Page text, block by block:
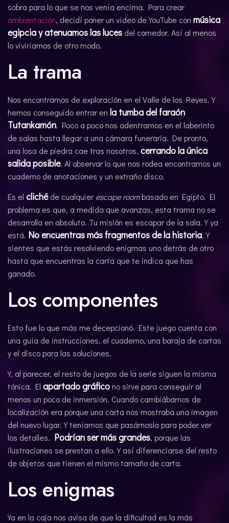
sobra para lo que se nos venía encima. Para crear
ambientación, decidí poner un vídeo de YouTube con música
egipcia y atenuamos las luces del comedor. Así al menos
lo viviríamos de otro modo.
La trama
Nos encontramos de exploración en el Valle de los Reyes. Y
hemos conseguido entrar en la tumba del faraón
Tutankamón. Poco a poco nos adentramos en el laberinto
de salas hasta llegar a una cámara funeraria. De pronto,
una losa de piedra cae tras nosotros, cerrando la única
salida posible. Al observar lo que nos rodea encontramos un
cuaderno de anotaciones y un extraño disco.
Es el clichéde cualquierescape roombasado en Egipto. El
problema es que, a medida que avanzas, esta trama no se
desarrolla en absoluto. Tu misión es escapar de la sala. Y ya
está. No encuentras más fragmentos de la historia. Y
sientes que estás resolviendo enigmas uno detrás de otro
hasta que encuentras la carta que te indica que has
ganado.
Los componentes
Esto fue lo que más me decepcionó. Este juego cuenta con
una guía de instrucciones, el cuaderno, una baraja de cartas
y el disco para las soluciones.
Y, al parecer, el resto de juegos de la serie siguen la misma
tónica. El apartado gráficono sirve para conseguir al
menos un poco de inmersión. Cuando cambiábamos de
localización era porque una carta nos mostraba una imagen
del nuevo lugar. Y teníamos que pasárnosla para poder ver
los detalles. Podrían ser más grandes, porque las
ilustraciones se prestan a ello. Y así diferenciarse del resto
de objetos que tienen el mismo tamaño de carta.
Los enigmas
Ya en la caja nos avisa de que la dificultad es la más